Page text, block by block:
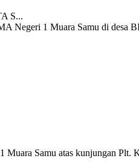
S...
Negeri 1 Muara Samu di desa
Muara Samu atas kunjungan Plt.